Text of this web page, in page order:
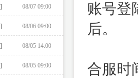
08/07 09:00
08/06 09:00
08/05 14:00
08/05 09:00
账号登
后。
合服时